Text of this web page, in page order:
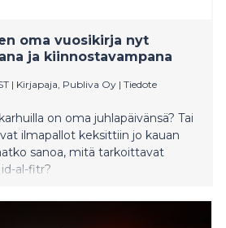
oma vuosikirja nyt
ja kiinnostavampana
| Kirjapaja, Publiva Oy | Tiedote
on oma juhlapäivänsä? Tai
ilmapallot keksittiin jo kauan
sanoa, mitä tarkoittavat
al-fitr?